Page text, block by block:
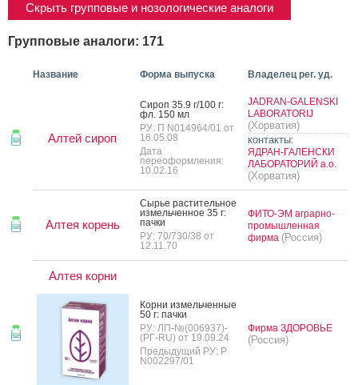
Скрыть групповые и нозологические аналоги
Групповые аналоги: 171
Название Форма выпуска Владелец рег. уд.
Алтей сироп
Си­роп 35.9 г/100 г:
фл. 150 мл
РУ: П N014964/01 от
16.05.08
Дата
переоформления:
10.02.16
JADRAN-GALENSKI
LABORATORIJ
(Хорватия)
контакты:
ЯДРАН-ГАЛЕНСКИ
ЛАБОРАТОРИЙ а.о.
(Хорватия)
Алтея корень
Сырье рас­ти­тель­ное
из­мель­чен­ное 35 г:
пач­ки
РУ: 70/730/38 от
12.11.70
ФИТО-ЭМ аграрно-
промышленная
фирма (Россия)
Алтея корни
Кор­ни из­мель­чен­ные
50 г: пач­ки
РУ: ЛП-№(006937)-
(РГ-RU) от 19.09.24
Предыдущий РУ: Р
N002297/01
Фирма ЗДОРОВЬЕ
(Россия)